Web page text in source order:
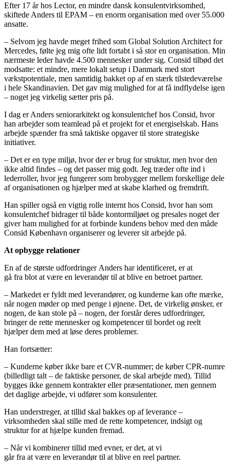
Efter 17 år hos Lector, en mindre dansk konsulentvirksomhed,
skiftede Anders til EPAM – en enorm organisation med over 55.000
ansatte.
– Selvom jeg havde meget frihed som Global Solution Architect for
Mercedes, følte jeg mig ofte lidt fortabt i så stor en organisation. Min
nærmeste leder havde 4.500 mennesker under sig. Consid tilbød det
modsatte: et mindre, mere lokalt setup i Danmark med stort
vækstpotentiale, men samtidig bakket op af en stærk tilstedeværelse
i hele Skandinavien. Det gav mig mulighed for at få indflydelse igen
– noget jeg virkelig sætter pris på.
I dag er Anders seniorarkitekt og konsulentchef hos Consid, hvor
han arbejder som teamlead på et projekt for et energiselskab. Hans
arbejde spænder fra små taktiske opgaver til store strategiske
initiativer.
– Det er en type miljø, hvor der er brug for struktur, men hvor den
ikke altid findes – og det passer mig godt. Jeg træder ofte ind i
lederroller, hvor jeg fungerer som brobygger mellem forskellige dele
af organisationen og hjælper med at skabe klarhed og fremdrift.
Han spiller også en vigtig rolle internt hos Consid, hvor han som
konsulentchef bidrager til både kontormiljøet og presales noget der
giver ham mulighed for at forbinde kundens behov med den måde
Consid København organiserer og leverer sit arbejde på.
At opbygge relationer
En af de største udfordringer Anders har identificeret, er at
gå fra blot at være en leverandør til at blive en betroet partner.
– Markedet er fyldt med leverandører, og kunderne kan ofte mærke,
når nogen møder op med penge i øjnene. Det, de virkelig ønsker, er
nogen, de kan stole på – nogen, der forstår deres udfordringer,
bringer de rette mennesker og kompetencer til bordet og reelt
hjælper dem med at løse deres problemer.
Han fortsætter:
– Kunderne køber ikke bare et CVR-nummer; de køber CPR-numre
(billedligt talt – de faktiske personer, de skal arbejde med). Tillid
bygges ikke gennem kontrakter eller præsentationer, men gennem
det daglige arbejde, vi udfører som konsulenter.
Han understreger, at tillid skal bakkes op af leverance –
virksomheden skal stille med de rette kompetencer, indsigt og
struktur for at hjælpe kunden fremad.
– Når vi kombinerer tillid med evner, er det, at vi
går fra at være en leverandør til at blive en reel partner.